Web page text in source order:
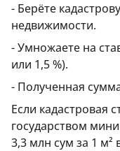
- Берёте
недвижимости.
- Умножаете на
или 1,5 %).
- Полученная
Если кадастровая
государством
3,3 млн сум за 1 м²